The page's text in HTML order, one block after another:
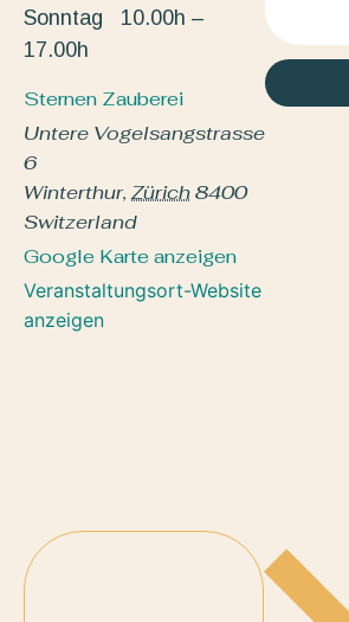
Sonntag 10.00h –
17.00h
Sternen Zauberei
Untere Vogelsangstrasse
6
Winterthur, Zürich8400
Switzerland
Google Karte anzeigen
Veranstaltungsort-Website
anzeigen